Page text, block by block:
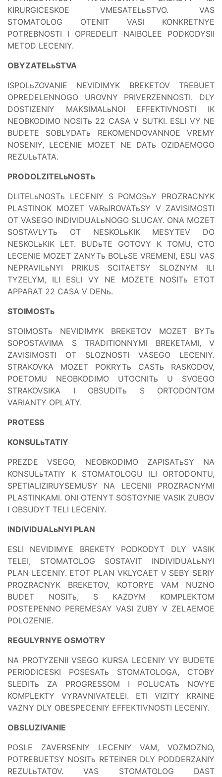
KIRURGICESKOE VMESATELьSTVO. VAS
STOMATOLOG OTENIT VASI KONKRETNYE
POTREBNOSTI I OPREDELIT NAIBOLEE PODKODYSII
METOD LECENIY.
OBYZATELьSTVA
ISPOLьZOVANIE NEVIDIMYK BREKETOV TREBUET
OPREDELENNOGO UROVNY PRIVERZENNOSTI. DLY
DOSTIZENIY MAKSIMALьNOI EFFEKTIVNOSTI IK
NEOBKODIMO NOSITь 22 CASA V SUTKI. ESLI VY NE
BUDETE SOBLYDATь REKOMENDOVANNOE VREMY
NOSENIY, LECENIE MOZET NE DATь OZIDAEMOGO
REZULьTATA.
PRODOLZITELьNOSTь
DLITELьNOSTь LECENIY S POMOSьY PROZRACNYK
PLASTINOK MOZET VARьIROVATьSY V ZAVISIMOSTI
OT VASEGO INDIVIDUALьNOGO SLUCAY. ONA MOZET
SOSTAVLYTь OT NESKOLьKIK MESYTEV DO
NESKOLьKIK LET. BUDьTE GOTOVY K TOMU, CTO
LECENIE MOZET ZANYTь BOLьSE VREMENI, ESLI VAS
NEPRAVILьNYI PRIKUS SCITAETSY SLOZNYM ILI
TYZELYM, ILI ESLI VY NE MOZETE NOSITь ETOT
APPARAT 22 CASA V DENь.
STOIMOSTь
STOIMOSTь NEVIDIMYK BREKETOV MOZET BYTь
SOPOSTAVIMA S TRADITIONNYMI BREKETAMI, V
ZAVISIMOSTI OT SLOZNOSTI VASEGO LECENIY.
STRAKOVKA MOZET POKRYTь CASTь RASKODOV,
POETOMU NEOBKODIMO UTOCNITь U SVOEGO
STRAKOVSIKA I OBSUDITь S ORTODONTOM
VARIANTY OPLATY.
PROTESS
KONSULьTATIY
PREZDE VSEGO, NEOBKODIMO ZAPISATьSY NA
KONSULьTATIY K STOMATOLOGU ILI ORTODONTU,
SPETIALIZIRUYSEMUSY NA LECENII PROZRACNYMI
PLASTINKAMI. ONI OTENYT SOSTOYNIE VASIK ZUBOV
I OBSUDYT TELI LECENIY.
INDIVIDUALьNYI PLAN
ESLI NEVIDIMYE BREKETY PODKODYT DLY VASIK
TELEI, STOMATOLOG SOSTAVIT INDIVIDUALьNYI
PLAN LECENIY. ETOT PLAN VKLYCAET V SEBY SERIY
PROZRACNYK BREKETOV, KOTORYE VAM NUZNO
BUDET NOSITь, S KAZDYM KOMPLEKTOM
POSTEPENNO PEREMESAY VASI ZUBY V ZELAEMOE
POLOZENIE.
REGULYRNYE OSMOTRY
NA PROTYZENII VSEGO KURSA LECENIY VY BUDETE
PERIODICESKI POSESATь STOMATOLOGA, CTOBY
SLEDITь ZA PROGRESSOM I POLUCATь NOVYE
KOMPLEKTY VYRAVNIVATELEI. ETI VIZITY KRAINE
VAZNY DLY OBESPECENIY EFFEKTIVNOSTI LECENIY.
OBSLUZIVANIE
POSLE ZAVERSENIY LECENIY VAM, VOZMOZNO,
POTREBUETSY NOSITь RETEINER DLY PODDERZANIY
REZULьTATOV. VAS STOMATOLOG DAST